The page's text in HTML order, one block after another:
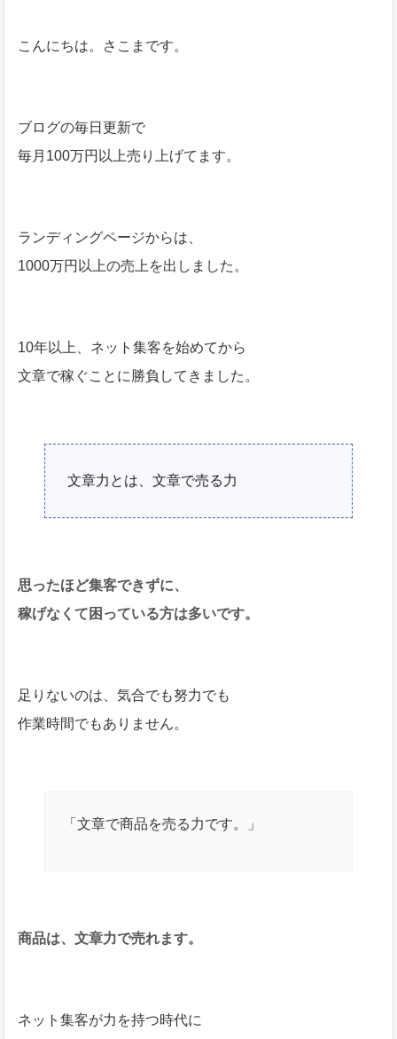
こんにちは。さこまです。
ブログの毎日更新で
毎月100万円以上売り上げてます。
ランディングページからは、
1000万円以上の売上を出しました。
10年以上、ネット集客を始めてから
文章で稼ぐことに勝負してきました。
文章力とは、文章で売る力
思ったほど集客できずに、
稼げなくて困っている方は多いです。
足りないのは、気合でも努力でも
作業時間でもありません。
「文章で商品を売る力です。」
商品は、文章力で売れます。
ネット集客が力を持つ時代に